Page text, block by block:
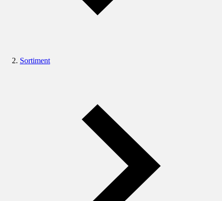
Sortiment